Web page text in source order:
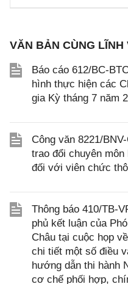
VĂN BẢN CÙNG LĨNH
Báo cáo 612/BC-
hình thực hiện các
gia Kỳ tháng 7 năm
Công văn 8221/
trao đổi chuyên
đối với viên chức
Thông báo 410/TB-
phủ kết luận của
Châu tại cuộc họp
chi tiết một số điều
hướng dẫn thi hành
cơ chế phối hợp,